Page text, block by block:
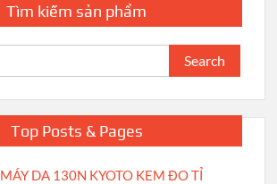
Tìm kiếm sản phẩm
Search
for:
Top Posts & Pages
MÁY DA 130N KYOTO KEM ĐO TỈ